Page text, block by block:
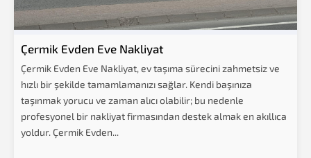
Çermik Evden Eve Nakliyat
Çermik Evden Eve Nakliyat, ev taşıma sürecini zahmetsiz ve
hızlı bir şekilde tamamlamanızı sağlar. Kendi başınıza
taşınmak yorucu ve zaman alıcı olabilir; bu nedenle
profesyonel bir nakliyat firmasından destek almak en akıllıca
yoldur. Çermik Evden...